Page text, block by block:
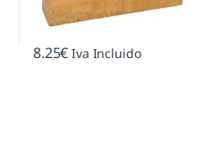
8.25€ Iva Incluido